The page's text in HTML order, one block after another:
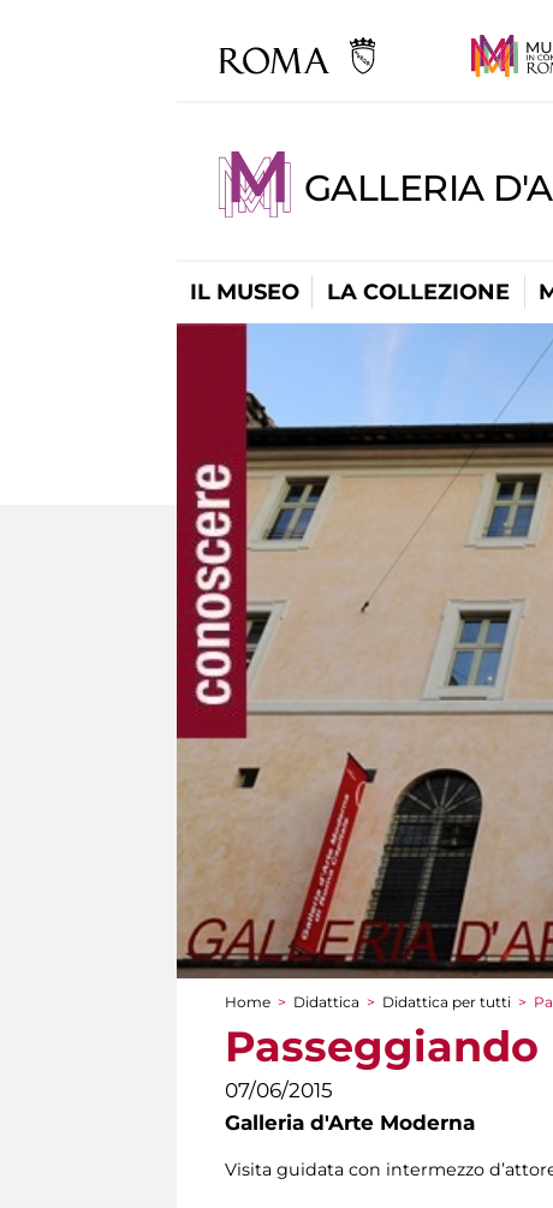
GALLERIA
IL MUSEO LA COLLEZIONE
Tu sei qui
Home > Didattica > Didattica per tutti >
Passeggiando
07/06/2015
Galleria d'Arte Moderna
Visita guidata con intermezzo